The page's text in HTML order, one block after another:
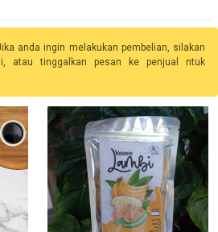
anda ingin melakukan pembelian, silakan
atau tinggalkan pesan ke penjual ntuk